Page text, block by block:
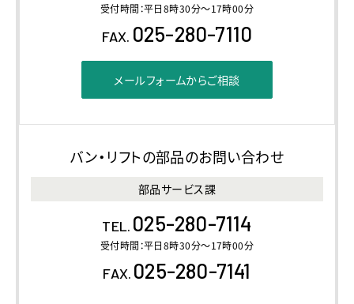
受付時間：平日8時30分～17時00分
FAX. 025-280-7110
メールフォームからご相談
バン・リフトの部品のお問い合わせ
部品サービス課
TEL. 025-280-7114
受付時間：平日8時30分～17時00分
FAX. 025-280-7141